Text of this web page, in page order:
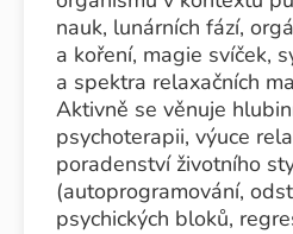
nauk, lunárních fází,
a koření, magie svíček,
a spektra relaxačních
Aktivně se věnuje
psychoterapii, výuce
poradenství životního
(autoprogramování,
psychických bloků,